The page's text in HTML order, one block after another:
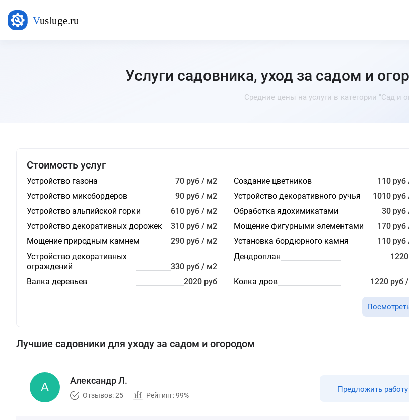
Услуги садовника, уход за садом и
Средние цены на услуги в категории "Сад и
Стоимость услуг
Устройство газона 70 руб / м2 Создание цветников
110
Устройство миксбордеров
90 руб / м2 Устройство декоративного ручья
1010
Устройство альпийской горки
610 руб / м2 Обработка ядохимикатами
30
Устройство декоративных дорожек
310 руб / м2 Мощение фигурными элементами
170
Мощение природным камнем
290 руб / м2 Установка бордюрного камня
110
Устройство декоративных
ограждений
330 руб / м2
Дендроплан
Валка деревьев 2020 руб Колка дров 1220 руб
Лучшие садовники для уходу за садом и огородом
Александр Л.
Отзывов: 25 Рейтинг: 99%
Предложить работу